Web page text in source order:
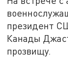
президент
Канады
прозвищу.